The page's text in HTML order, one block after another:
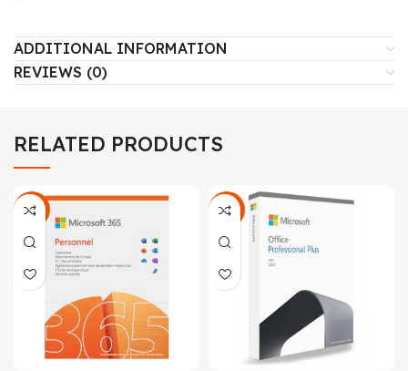
ADDITIONAL INFORMATION
REVIEWS (0)
RELATED PRODUCTS
-19% -38%